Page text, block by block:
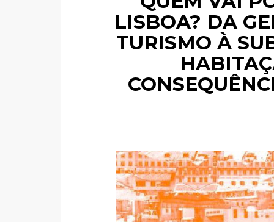
LISBOA? DA
TURISMO À